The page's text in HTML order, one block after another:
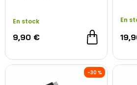
En stock
9,90 €
En